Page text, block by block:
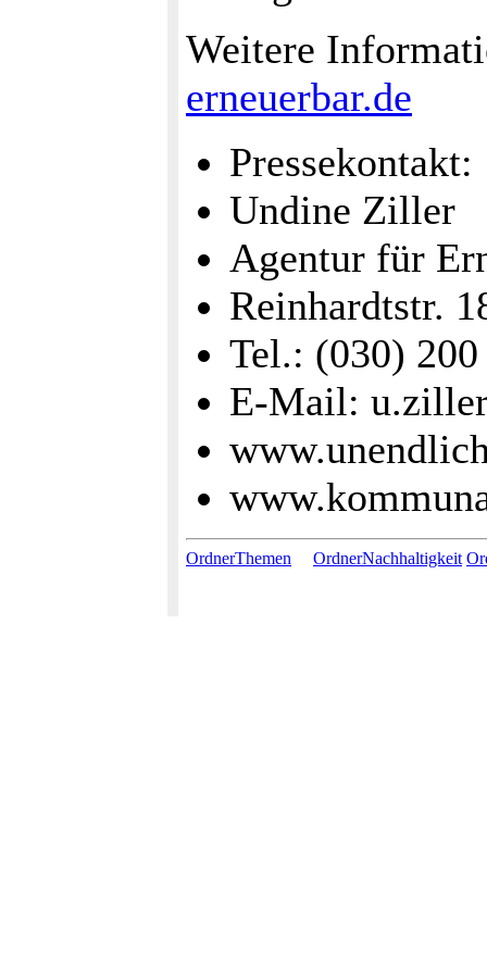
Weitere
erneuerbar.de
Pressekontakt:
Undine Ziller
Agentur für
Reinhardtstr.
Tel.: (030)
E-Mail:
OrdnerThemen OrdnerNachhaltigkeit